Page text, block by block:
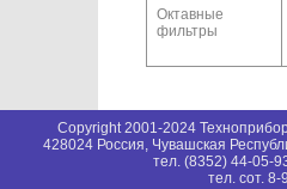
Октавные
фильтры
Copyright 2001-2024
428024 Россия, Чувашская
тел. (8352) 44-05-
тел. сот.